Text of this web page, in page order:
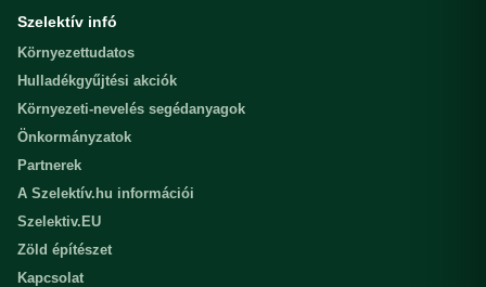
Szelektív infó
Környezettudatos
Hulladékgyűjtési akciók
Környezeti-nevelés segédanyagok
Önkormányzatok
Partnerek
A Szelektív.hu információi
Szelektiv.EU
Zöld építészet
Kapcsolat